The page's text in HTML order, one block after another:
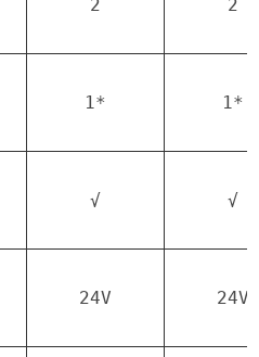
2 2
1* 1*
√ √
24V 24V